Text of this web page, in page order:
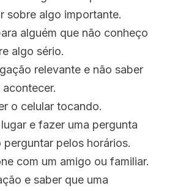
sobre algo importante.
alguém que não conheço
algo sério.
relevante e não saber
o celular tocando.
e fazer uma pergunta
perguntar pelos horários.
com um amigo ou familiar.
e saber que uma